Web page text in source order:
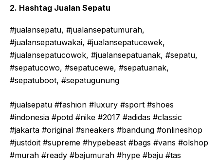
2. Hashtag Jualan Sepatu
#jualansepatu, #jualansepatumurah,
#jualansepatuwakai, #jualansepatucewek,
#jualansepatucowok, #jualansepatuanak, #sepatu,
#sepatucowo, #sepatucewe, #sepatuanak,
#sepatuboot, #sepatugunung
#jualsepatu #fashion #luxury #sport #shoes
#indonesia #potd #nike #2017 #adidas #classic
#jakarta #original #sneakers #bandung #onlineshop
#justdoit #supreme #hypebeast #bags #vans #olshop
#murah #ready #bajumurah #hype #baju #tas